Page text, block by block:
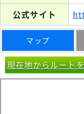
公式サイト
マップ
現在地からルート